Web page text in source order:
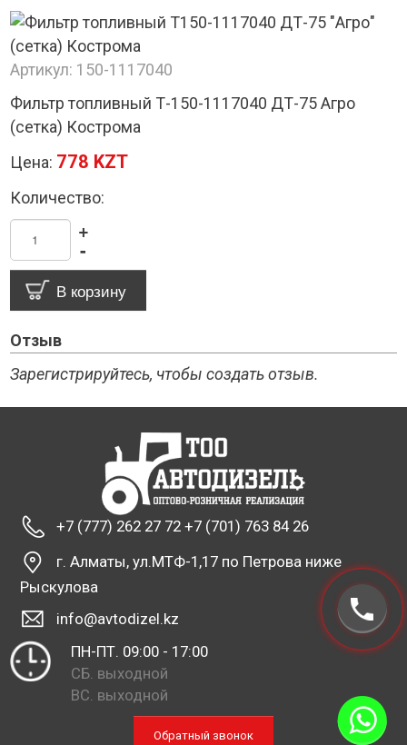
Артикул: 150-1117040
Фильтр топливный Т-150-1117040 ДТ-75 Агро
(сетка) Кострома
Цена: 778 KZT
Количество:
-
+
Отзыв
Зарегистрируйтесь, чтобы создать отзыв.
+7 (777) 262 27 72 +7 (701) 763 84 26
г. Алматы, ул.МТФ-1,17 по Петрова ниже
Рыскулова
info@avtodizel.kz
ПН-ПТ. 09:00 - 17:00
СБ. выходной
ВС. выходной
Обратный звонок